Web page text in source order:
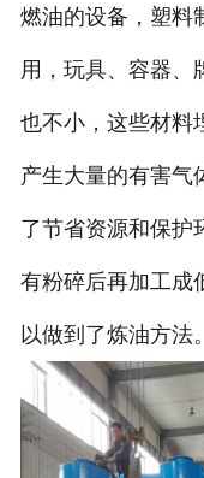
燃油的设备，塑料
用，玩具、容器、
也不小，这些材料
产生大量的有害气
了节省资源和保护
有粉碎后再加工成
以做到了炼油方法。